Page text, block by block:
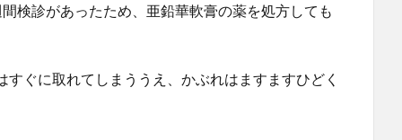
検診があったため、亜鉛華軟膏の薬を処方しても
ぐに取れてしまううえ、かぶれはますますひどく